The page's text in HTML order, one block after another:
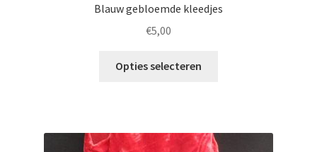
Blauw gebloemde kleedjes
€5,00
Opties selecteren